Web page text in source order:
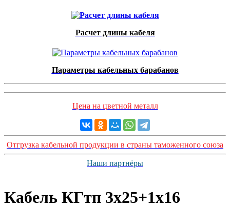
Расчет длины кабеля
Параметры кабельных барабанов
Цена на цветной металл
Отгрузка кабельной продукции в страны таможенного союза
Наши партнёры
Кабель КГтп 3х25+1х16